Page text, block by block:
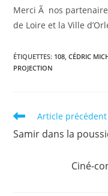
Merci Ã nos
de Loire et la Ville
ÉTIQUETTES: 108 CÉDRIC
PROJECTION
Read
articles
Article précédent
Samir dans la
Ciné-